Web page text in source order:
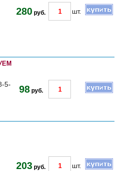
280 руб. шт.
5-
98 руб.
203 руб. шт.